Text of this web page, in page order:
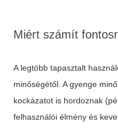
Miért számít
A legtöbb tapasztalt
minőségétől. A gyenge
kockázatot is hordoznak
felhasználói élmény és